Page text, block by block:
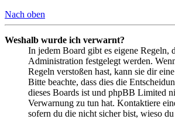
Nach oben
Weshalb wurde ich verwarnt?
In jedem Board gibt es eigene Regeln,
Administration festgelegt werden.
Regeln verstoßen hast, kann sie dir
Bitte beachte, dass dies die
dieses Boards ist und phpBB Limited
Verwarnung zu tun hat. Kontaktiere
sofern du die nicht sicher bist, wieso